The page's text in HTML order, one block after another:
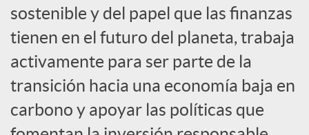
sostenible y del papel que las finanzas
tienen en el futuro del planeta, trabaja
activamente para ser parte de la
transición hacia una economía baja en
carbono y apoyar las políticas que